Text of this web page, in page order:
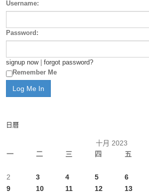
Username:
Password:
signup now| forgot password?
Remember Me
日曆
十月 2023
一
二 三 四 五
2
3 4 5 6
9
10 11 12 13